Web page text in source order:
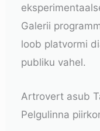
Galerii
loob platvormi
publiku vahel.
Artrovert asub
Pelgulinna